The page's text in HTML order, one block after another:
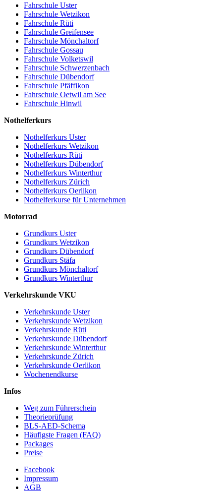
Fahrschule Uster
Fahrschule Wetzikon
Fahrschule Rüti
Fahrschule Greifensee
Fahrschule Mönchaltorf
Fahrschule Gossau
Fahrschule Volketswil
Fahrschule Schwerzenbach
Fahrschule Dübendorf
Fahrschule Pfäffikon
Fahrschule Oetwil am See
Fahrschule Hinwil
Nothelferkurs
Nothelferkurs Uster
Nothelferkurs Wetzikon
Nothelferkurs Rüti
Nothelferkurs Dübendorf
Nothelferkurs Winterthur
Nothelferkurs Zürich
Nothelferkurs Oerlikon
Nothelferkurse für Unternehmen
Motorrad
Grundkurs Uster
Grundkurs Wetzikon
Grundkurs Dübendorf
Grundkurs Stäfa
Grundkurs Mönchaltorf
Grundkurs Winterthur
Verkehrskunde VKU
Verkehrskunde Uster
Verkehrskunde Wetzikon
Verkehrskunde Rüti
Verkehrskunde Dübendorf
Verkehrskunde Winterthur
Verkehrskunde Zürich
Verkehrskunde Oerlikon
Wochenendkurse
Infos
Weg zum Führerschein
Theorieprüfung
BLS-AED-Schema
Häufigste Fragen (FAQ)
Packages
Preise
Facebook
Impressum
AGB